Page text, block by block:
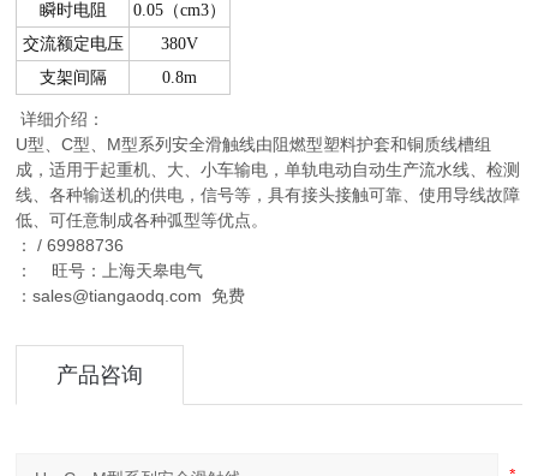
瞬时电阻
0.05 （cm3）
交流额定电压
380V
支架间隔
0.8m
详细介绍：
U型、C型、M型系列安全滑触线由阻燃型塑料护套和铜质线槽组
成，适用于起重机、大、小车输电，单轨电动自动生产流水线、检测
线、各种输送机的供电，信号等，具有接头接触可靠、使用导线故障
低、可任意制成各种弧型等优点。
： / 69988736
： 旺号：上海天皋电气
：sales@tiangaodq.com 免费
产品咨询